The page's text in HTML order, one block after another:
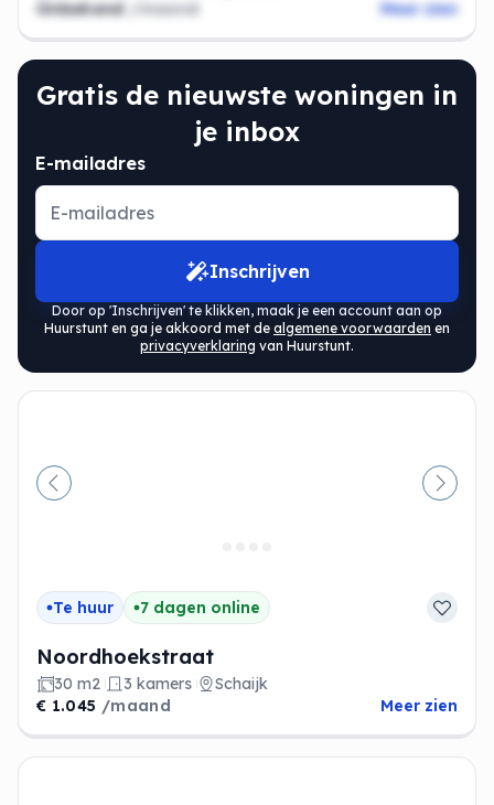
Onbekend
/maand Meer zien
Gratis de nieuwste woningen in
je inbox
E-mailadres
Inschrijven
Door op 'Inschrijven' te klikken, maak je een account aan op
Huurstunt en ga je akkoord met de algemene voorwaarden en
privacyverklaring van Huurstunt.
Vorige
Te huur 7 dagen online
Noordhoekstraat
30 m2 3 kamers
Schaijk
€ 1.045 /maand Meer zien